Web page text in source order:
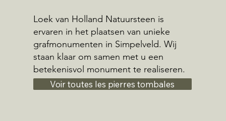
Loek van Holland Natuursteen is
ervaren in het plaatsen van unieke
grafmonumenten in Simpelveld. Wij
staan klaar om samen met u een
betekenisvol monument te realiseren.
Voir toutes les pierres tombales